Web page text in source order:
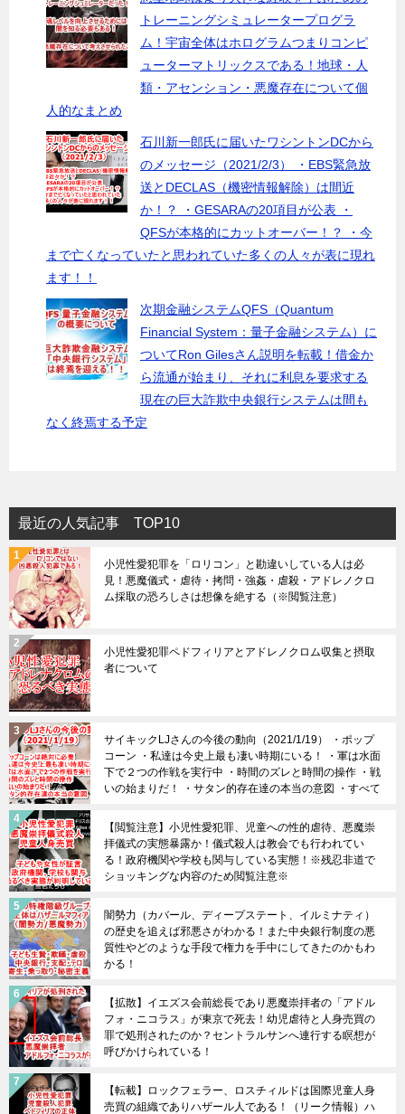
トレーニングシミュレータープログラ
ム！宇宙全体はホログラムつまりコンピ
ューターマトリックスである！地球・人
類・アセンション・悪魔存在について個
人的なまとめ
石川新一郎氏に届いたワシントンDCから
のメッセージ（2021/2/3） ・EBS緊急放
送とDECLAS（機密情報解除）は間近
か！？ ・GESARAの20項目が公表 ・
QFSが本格的にカットオーバー！？ ・今
まで亡くなっていたと思われていた多くの人々が表に現れ
ます！！
次期金融システムQFS（Quantum
Financial System：量子金融システム）に
ついてRon Gilesさん説明を転載！借金か
ら流通が始まり、それに利息を要求する
現在の巨大詐欺中央銀行システムは間も
なく終焉する予定
最近の人気記事 TOP10
小児性愛犯罪を「ロリコン」と勘違いしている人は必
見！悪魔儀式・虐待・拷問・強姦・虐殺・アドレノクロ
ム採取の恐ろしさは想像を絶する（※閲覧注意）
小児性愛犯罪ペドフィリアとアドレノクロム収集と摂取
者について
サイキックLJさんの今後の動向（2021/1/19） ・ポップ
コーン ・私達は今史上最も凄い時期にいる！ ・軍は水面
下で２つの作戦を実行中 ・時間のズレと時間の操作 ・戦
いの始まりだ！ ・サタン的存在達の本当の意図 ・すべて
【閲覧注意】小児性愛犯罪、児童への性的虐待、悪魔崇
拝儀式の実態暴露か！儀式殺人は教会でも行われてい
る！政府機関や学校も関与している実態！※残忍非道で
ショッキングな内容のため閲覧注意※
闇勢力（カバール、ディープステート、イルミナティ）
の歴史を追えば邪悪さがわかる！また中央銀行制度の悪
質性やどのような手段で権力を手中にしてきたのかもわ
かる！
【拡散】イエズス会前総長であり悪魔崇拝者の「アドル
フォ・ニコラス」が東京で死去！幼児虐待と人身売買の
罪で処刑されたのか？セントラルサンへ連行する瞑想が
呼びかけられている！
【転載】ロックフェラー、ロスチィルドは国際児童人身
売買の組織でありハザール人である！（リーク情報）ハ